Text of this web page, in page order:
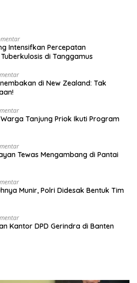
Intensifkan Percepatan
di Tanggamus
di New Zealand: Tak
Tanjung Priok Ikuti Program
Tewas Mengambang di Pantai
Munir, Polri Didesak Bentuk Tim
Kantor DPD Gerindra di Banten